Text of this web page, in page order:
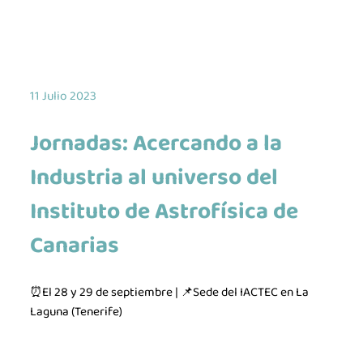
Jornadas: Acercando a la
Industria al universo del
Instituto de Astrofísica de
Canarias
11 Julio 2023
⏰El 28 y 29 de septiembre | 📌Sede del IACTEC en La
Laguna (Tenerife)